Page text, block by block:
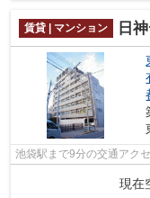
賃貸 | マンション 日
池袋駅まで9分の交通アク
現在